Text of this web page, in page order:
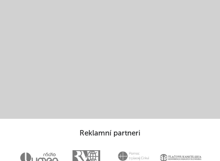
Reklamní partneri